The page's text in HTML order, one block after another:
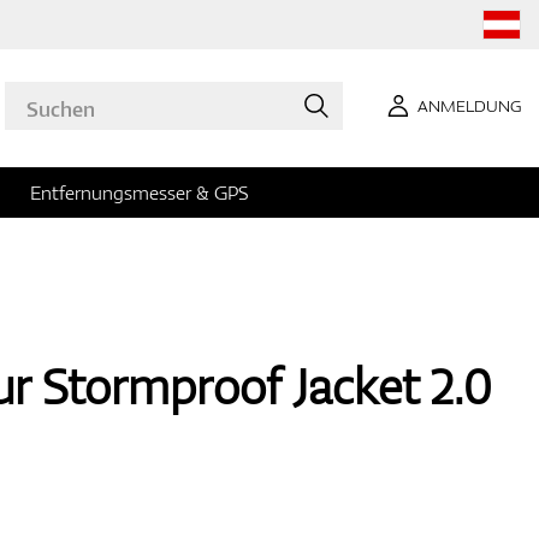
ANMELDUNG
Entfernungsmesser & GPS
Stormproof Jacket 2.0